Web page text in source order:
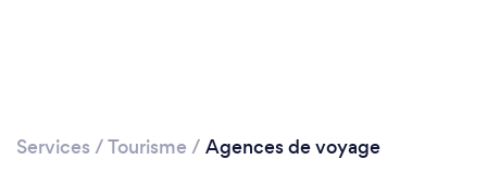
Services /Tourisme / Agences de voyage